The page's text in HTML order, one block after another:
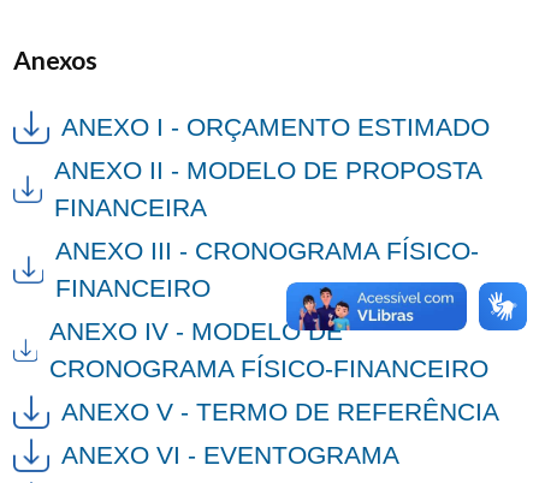
Anexos
ANEXO I - ORÇAMENTO ESTIMADO
ANEXO II - MODELO DE PROPOSTA
FINANCEIRA
ANEXO III - CRONOGRAMA FÍSICO-
FINANCEIRO
ANEXO IV - MODELO DE
CRONOGRAMA FÍSICO-FINANCEIRO
ANEXO V - TERMO DE REFERÊNCIA
ANEXO VI - EVENTOGRAMA